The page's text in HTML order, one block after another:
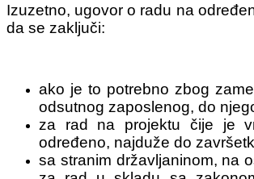
Izuzetno, ugovor o radu na
da se zaključi:
ako je to potrebno zbog
odsutnog zaposlenog, do
za rad na projektu čije je
određeno, najduže do
sa stranim državljaninom, na